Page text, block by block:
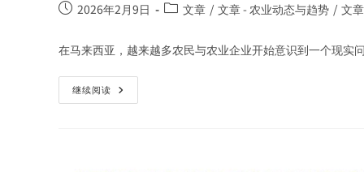
2026年2月9日 文章 / 文章 - 农业动态与趋势 / 文
在马来西亚，越来越多农民与农业企业开始意识到一个现实
继续阅读